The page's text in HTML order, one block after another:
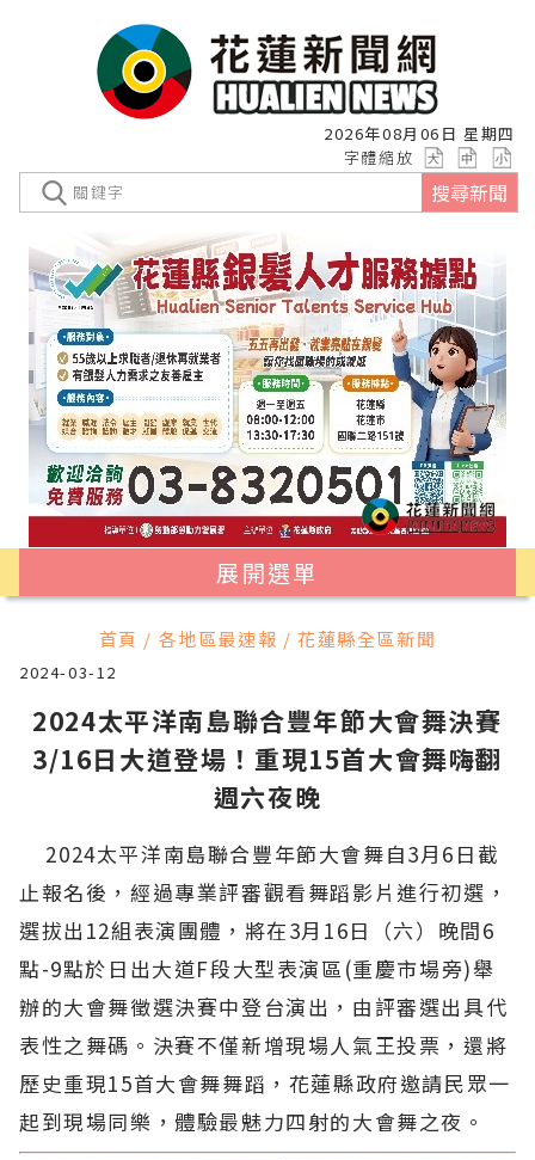
2026年08月06日 星期四
字體縮放
搜尋新聞
展開選單
首頁 / 各地區最速報 / 花蓮縣全區新聞
2024-03-12
2024太平洋南島聯合豐年節大會舞決賽
3/16日大道登場！重現15首大會舞嗨翻
週六夜晚
2024太平洋南島聯合豐年節大會舞自3月6日截
止報名後，經過專業評審觀看舞蹈影片進行初選，
選拔出12組表演團體，將在3月16日（六）晚間6
點-9點於日出大道F段大型表演區(重慶市場旁)舉
辦的大會舞徵選決賽中登台演出，由評審選出具代
表性之舞碼。決賽不僅新增現場人氣王投票，還將
歷史重現15首大會舞舞蹈，花蓮縣政府邀請民眾一
起到現場同樂，體驗最魅力四射的大會舞之夜。